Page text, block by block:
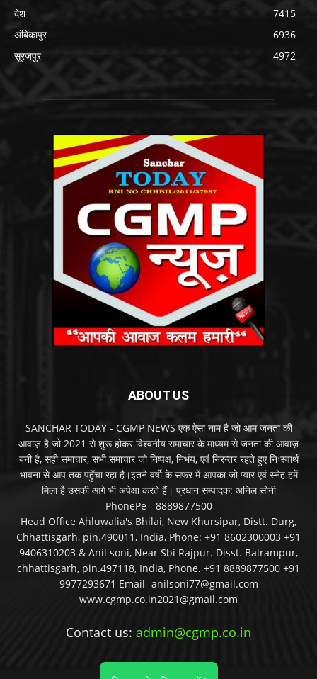
देश
7415
अंबिकापुर
6936
सूरजपुर
4972
ABOUT US
SANCHAR TODAY - CGMP NEWS एक ऐसा नाम है जो आम जनता की
आवाज़ है जो 2021 से शुरू होकर विश्वनीय समाचार के माध्यम से जनता की आवाज़
बनी है, सही समाचार, सभी समाचार जो निष्पक्ष, निर्भय, एवं निरन्तर रहते हुए निःस्वार्थ
भावना से आप तक पहुँचा रहा है।इतने वर्षो के सफर में आपका जो प्यार एवं स्नेह हमें
मिला है उसकी आगे भी अपेक्षा करते हैं। प्रधान सम्पादक: अनिल सोनी
PhonePe - 8889877500
Head Office Ahluwalia's Bhilai, New Khursipar, Distt. Durg,
Chhattisgarh, pin.490011, India, Phone: +91 8602300003 +91
9406310203 & Anil soni, Near Sbi Rajpur. Disst. Balrampur,
chhattisgarh, pin.497118, India, Phone. +91 8889877500 +91
9977293671 Email- anilsoni77@gmail.com
www.cgmp.co.in2021@gmail.com
Contact us: admin@cgmp.co.in